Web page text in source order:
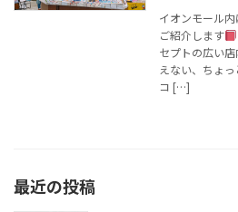
イオンモール
ご紹介します
セプトの広い
えない、ちょ
コ […]
最近の投稿